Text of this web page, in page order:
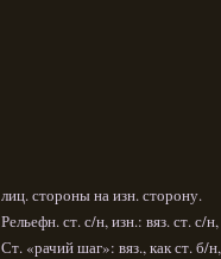
лиц. стороны на изн. сторону.
Рельефн. ст. с/н, изн.: вяз. ст.
Ст. «рачий шаг»: вяз., как ст. б/